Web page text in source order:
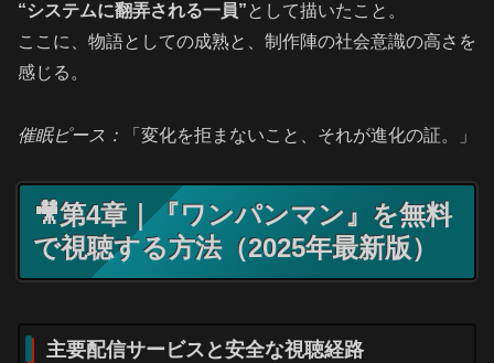
“システムに翻弄される一員”として描いたこと。
ここに、物語としての成熟と、制作陣の社会意識の高さを
感じる。
催眠ピース： 「変化を拒まないこと、それが進化の証。」
🎥第4章｜『ワンパンマン』を無料
で視聴する方法（2025年最新版）
主要配信サービスと安全な視聴経路